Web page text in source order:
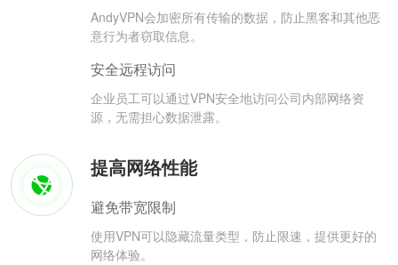
AndyVPN会加密所有传输的数据，防止黑客和其他恶
意行为者窃取信息。
安全远程访问
企业员工可以通过VPN安全地访问公司内部网络资
源，无需担心数据泄露。
提高网络性能
避免带宽限制
使用VPN可以隐藏流量类型，防止限速，提供更好的
网络体验。